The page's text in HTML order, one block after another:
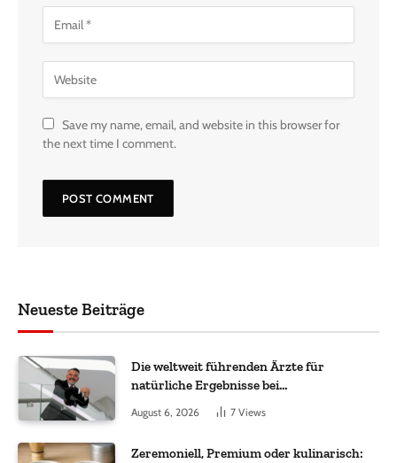
Save my name, email, and website in this browser for
the next time I comment.
Neueste Beiträge
Die weltweit führenden Ärzte für
natürliche Ergebnisse bei
Haartransplantationen
August 6, 2026 7 Views
Zeremoniell, Premium oder kulinarisch: